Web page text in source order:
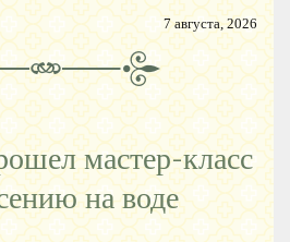
7 августа, 2026
мастер-класс
на воде